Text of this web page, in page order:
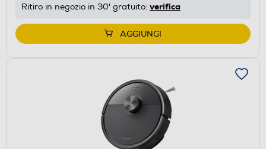
Ritiro in negozio in 30' gratuito: verifica
AGGIUNGI